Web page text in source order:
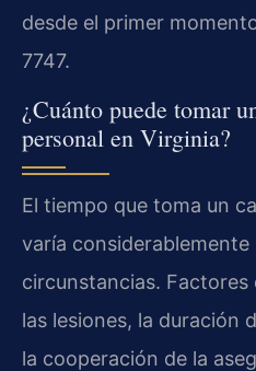
desde el primer
7747.
¿Cuánto puede tomar
personal en Virginia?
El tiempo que toma un
varía considerablemente
circunstancias.
las lesiones, la duración
la cooperación de la